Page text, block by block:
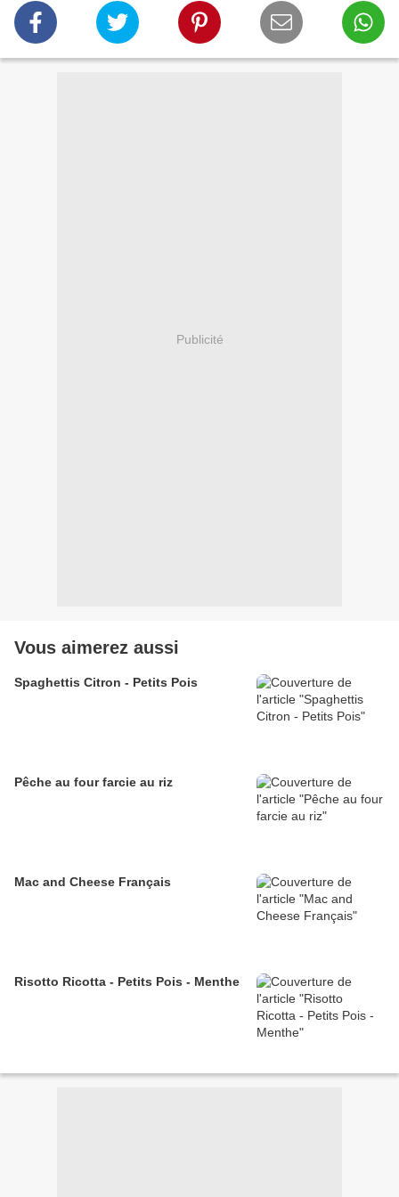
Publicité
Vous aimerez aussi
Spaghettis Citron - Petits Pois
Pêche au four farcie au riz
Mac and Cheese Français
Risotto Ricotta - Petits Pois - Menthe